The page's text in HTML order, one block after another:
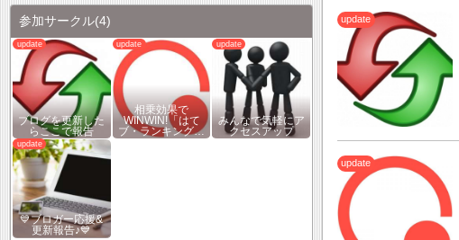
参加サークル(4)
ブログを更新した
らここで報告
相乗効果で
WINWIN!「はて
ブ・ランキング…
みんなで気軽にア
クセスアップ
💙ブロガー応援&
更新報告♪💙